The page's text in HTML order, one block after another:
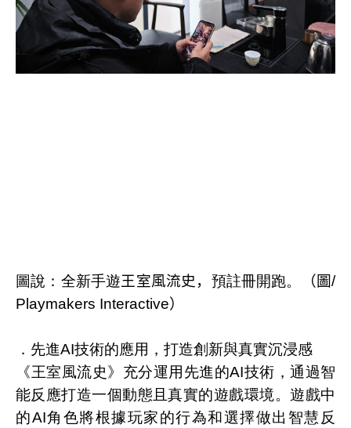
圖說：全新手遊王室風流史， 預註冊開跑。 （圖/
Playmakers Interactive）
．先進AI技術的應用，打造創新與真實沉浸感
《王室風流史》充分運用先進的AI技術，通過智
能反應打造一個動態且真實的遊戲環境。遊戲中
的AI角色將根據玩家的行為和選擇做出智慧反